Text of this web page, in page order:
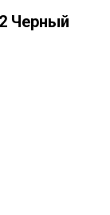
Черный